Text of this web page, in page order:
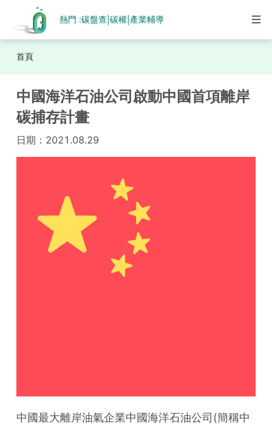
熱門 :碳盤查 碳權| 產業輔導
首頁
中國海洋石油公司啟動中國首項離岸
碳捕存計畫
日期： 2021.08.29
中國最大離岸油氣企業中國海洋石油公司(簡稱中